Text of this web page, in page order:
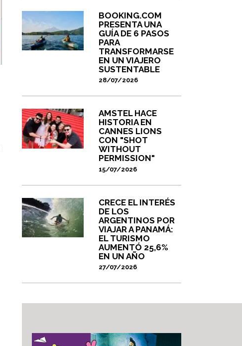
BOOKING.COM
PRESENTA UNA
GUÍA DE 6 PASOS
PARA
TRANSFORMARSE
EN UN VIAJERO
SUSTENTABLE
28/07/2026
AMSTEL HACE
HISTORIA EN
CANNES LIONS
CON "SHOT
WITHOUT
PERMISSION"
15/07/2026
CRECE EL INTERÉS
DE LOS
ARGENTINOS POR
VIAJAR A PANAMÁ:
EL TURISMO
AUMENTÓ 25,6%
EN UN AÑO
27/07/2026